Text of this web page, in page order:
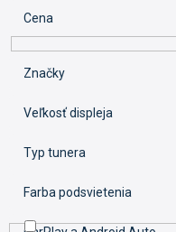
p
r
o
d
o
Cena
Značky
Veľkosť displeja
Typ tunera
Farba podsvietenia